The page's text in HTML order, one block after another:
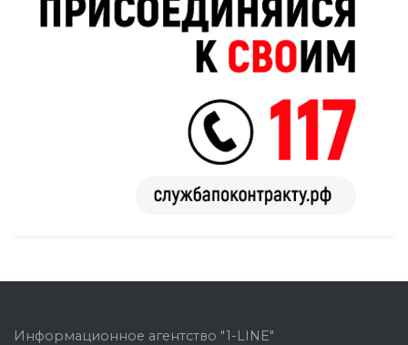
Информационное агентство "1-LINE"